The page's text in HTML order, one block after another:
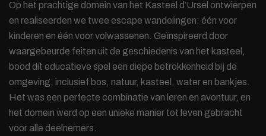
Op het prachtige domein van het Kasteel d’Ursel ontwierpen
en realiseerden we twee escape wandelingen: één voor
kinderen en één voor volwassenen. Geïnspireerd door
waargebeurde feiten uit de geschiedenis van het kasteel,
bood dit educatieve spel een diepe betrokkenheid bij de
omgeving, inclusief bos, natuur, kasteel, water en bankjes.
Het was een perfecte combinatie van leren en avontuur, en
het domein werd op een unieke manier tot leven gebracht
voor alle deelnemers.